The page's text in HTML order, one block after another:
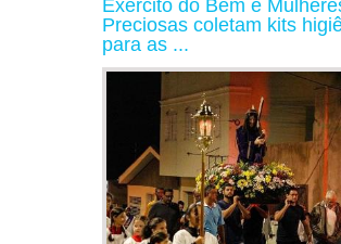
Exército do Bem e
Preciosas coletam kits
para as ...